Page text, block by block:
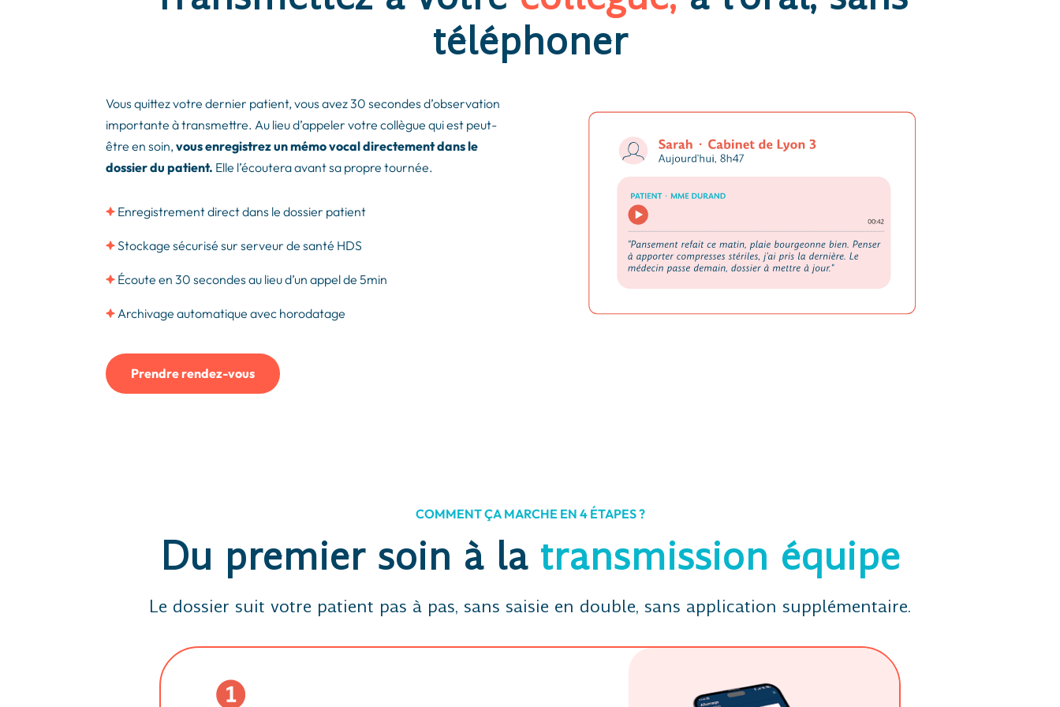
téléphoner
Vous quittez votre dernier patient, vous avez 30 secondes d’observation
importante à transmettre. Au lieu d’appeler votre collègue qui est peut-
être en soin,vous enregistrez un mémo vocal directement dans le
dossier du patient. Elle l’écoutera avant sa propre tournée.
Enregistrement direct dans le dossier patient
Stockage sécurisé sur serveur de santé HDS
Écoute en 30 secondes au lieu d’un appel de 5min
Archivage automatique avec horodatage
Prendre rendez-vous
COMMENT ÇA MARCHE EN 4 ÉTAPES ?
Du premier soin à la transmission équipe
Le dossier suit votre patient pas à pas, sans saisie en double, sans application supplémentaire.